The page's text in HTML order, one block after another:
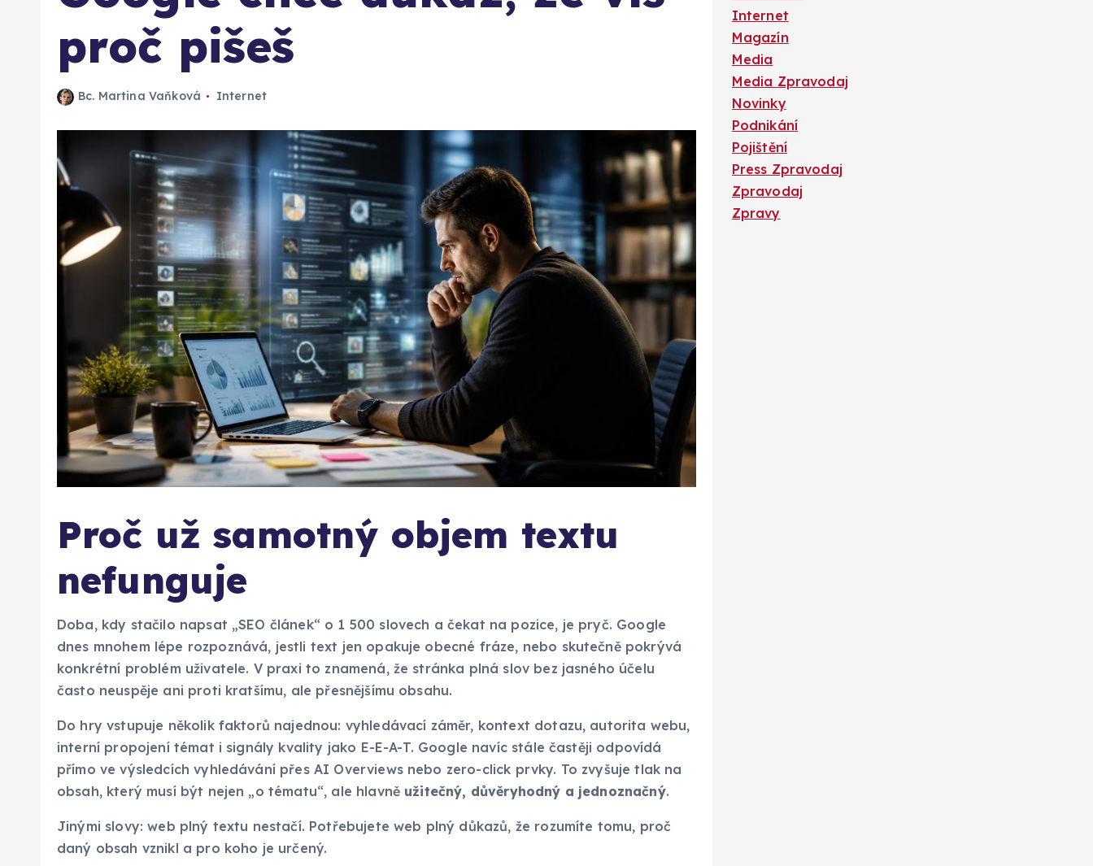
proč pišeš
Bc. Martina Vaňková Internet
Proč už samotný objem textu
nefunguje
Doba, kdy stačilo napsat „SEO článek“ o 1 500 slovech a čekat na pozice, je pryč. Google
dnes mnohem lépe rozpoznává, jestli text jen opakuje obecné fráze, nebo skutečně pokrývá
konkrétní problém uživatele. V praxi to znamená, že stránka plná slov bez jasného účelu
často neuspěje ani proti kratšímu, ale přesnějšímu obsahu.
Do hry vstupuje několik faktorů najednou: vyhledávací záměr, kontext dotazu, autorita webu,
interní propojení témat i signály kvality jako E-E-A-T. Google navíc stále častěji odpovídá
přímo ve výsledcích vyhledávání přes AI Overviews nebo zero-click prvky. To zvyšuje tlak na
obsah, který musí být nejen „o tématu“, ale hlavně užitečný, důvěryhodný a jednoznačný.
Jinými slovy: web plný textu nestačí. Potřebujete web plný důkazů, že rozumíte tomu, proč
daný obsah vznikl a pro koho je určený.
Internet
Magazín
Media
Media Zpravodaj
Novinky
Podnikání
Pojištění
Press Zpravodaj
Zpravodaj
Zpravy